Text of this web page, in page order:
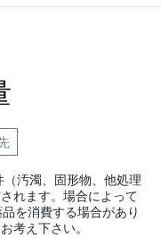
汚濁、固形物、他処理
れます。場合によって
を消費する場合があり
考え下さい。